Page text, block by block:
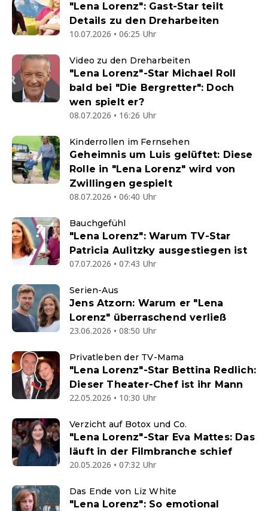
"Lena Lorenz": Gast-Star teilt
Details zu den Dreharbeiten
10.07.2026 • 06:25 Uhr
Video zu den Dreharbeiten
"Lena Lorenz"-Star Michael Roll
bald bei "Die Bergretter": Doch
wen spielt er?
08.07.2026 • 16:26 Uhr
Kinderrollen im Fernsehen
Geheimnis um Luis gelüftet: Diese
Rolle in "Lena Lorenz" wird von
Zwillingen gespielt
08.07.2026 • 06:40 Uhr
Bauchgefühl
"Lena Lorenz": Warum TV-Star
Patricia Aulitzky ausgestiegen ist
07.07.2026 • 07:43 Uhr
Serien-Aus
Jens Atzorn: Warum er "Lena
Lorenz" überraschend verließ
23.06.2026 • 08:50 Uhr
Privatleben der TV-Mama
"Lena Lorenz"-Star Bettina Redlich:
Dieser Theater-Chef ist ihr Mann
22.05.2026 • 10:30 Uhr
Verzicht auf Botox und Co.
"Lena Lorenz"-Star Eva Mattes: Das
läuft in der Filmbranche schief
20.05.2026 • 07:32 Uhr
Das Ende von Liz White
"Lena Lorenz": So emotional